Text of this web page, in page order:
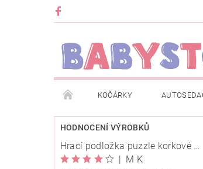
KOČÁRKY
METRÁŽ ZNAČKY
OBCHODNÍ PODMÍNKY
HODNOCENÍ VÝROBKŮ
Hrací podložka puzzle korkové 120x120cm
| M K